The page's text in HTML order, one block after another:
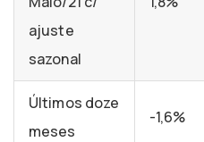
ajuste
sazonal
Últimos doze
meses
-1,6%